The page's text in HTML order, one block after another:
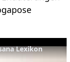
Lexikon